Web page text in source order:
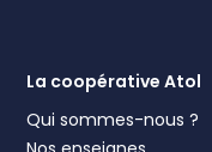
La coopérative Atol
Qui sommes-nous ?